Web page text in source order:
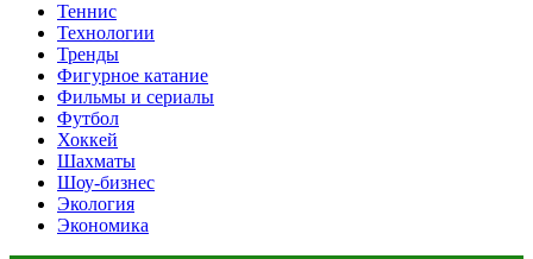
Теннис
Технологии
Тренды
Фигурное катание
Фильмы и сериалы
Футбол
Хоккей
Шахматы
Шоу-бизнес
Экология
Экономика